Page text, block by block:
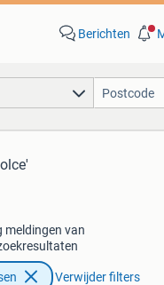
Berichten
meldingen van
Verwijder filters